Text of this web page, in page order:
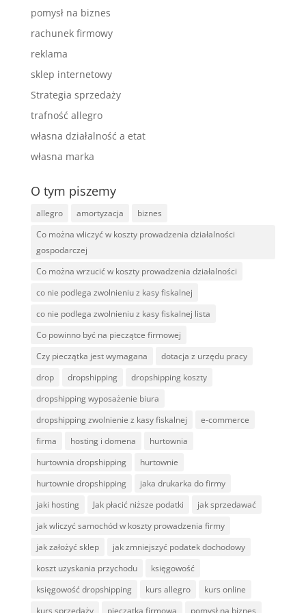
pomysł na biznes
rachunek firmowy
reklama
sklep internetowy
Strategia sprzedaży
trafność allegro
własna działalność a etat
własna marka
O tym piszemy
allegro amortyzacja
biznes
Co można wliczyć w koszty prowadzenia działalności
gospodarczej
Co można wrzucić w koszty prowadzenia działalności
co nie podlega zwolnieniu z kasy fiskalnej
co nie podlega zwolnieniu z kasy fiskalnej lista
Co powinno być na pieczątce firmowej
Czy pieczątka jest wymagana
dotacja z urzędu pracy
drop
dropshipping
dropshipping koszty
dropshipping wyposażenie biura
dropshipping zwolnienie z kasy fiskalnej
e-commerce
firma
hosting i domena
hurtownia
hurtownia dropshipping
hurtownie
hurtownie dropshipping
jaka drukarka do firmy
jaki hosting
Jak płacić niższe podatki
jak sprzedawać
jak wliczyć samochód w koszty prowadzenia firmy
jak założyć sklep
jak zmniejszyć podatek dochodowy
koszt uzyskania przychodu
księgowość
księgowość dropshipping
kurs allegro
kurs online
kurs sprzedaży
pieczątka firmowa pomysł na biznes